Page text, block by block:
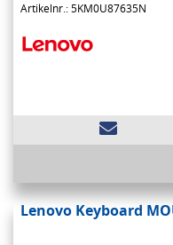
Artikelnr.: 5KM0U87635N
Lenovo Keyboard